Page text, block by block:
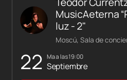
22 ma a las 19:00
Septiembre
MusicAeterna
luz - 2"
Moscú, Sala de